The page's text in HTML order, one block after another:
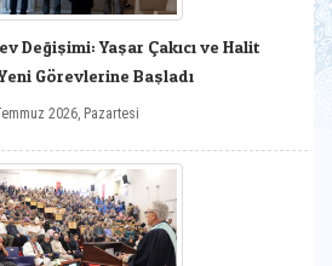
Değişimi: Yaşar Çakıcı ve Halit
Görevlerine Başladı
2026, Pazartesi